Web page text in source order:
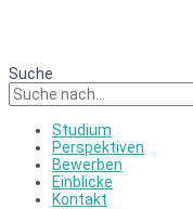
Suche
Studium
Perspektiven
Bewerben
Einblicke
Kontakt